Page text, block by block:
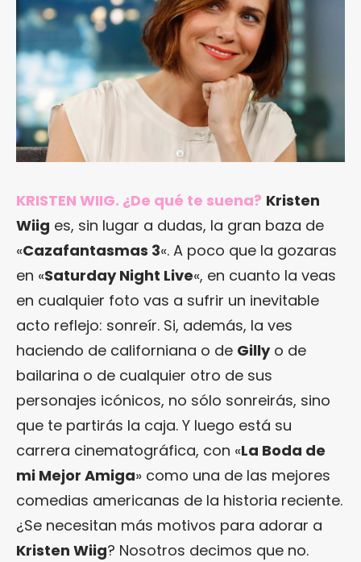
KRISTEN WIIG. ¿De qué te suena? Kristen
Wiig es, sin lugar a dudas, la gran baza de
«Cazafantasmas 3«. A poco que la gozaras
en «Saturday Night Live«, en cuanto la veas
en cualquier foto vas a sufrir un inevitable
acto reflejo: sonreír. Si, además, la ves
haciendo de californiana o de Gillyo de
bailarina o de cualquier otro de sus
personajes icónicos, no sólo sonreirás, sino
que te partirás la caja. Y luego está su
carrera cinematográfica, con «La Boda de
mi Mejor Amiga» como una de las mejores
comedias americanas de la historia reciente.
¿Se necesitan más motivos para adorar a
Kristen Wiig? Nosotros decimos que no.